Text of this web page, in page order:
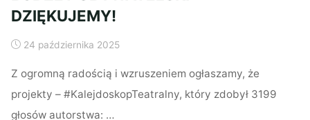
DZIĘKUJEMY!
24 października 2025
Z ogromną radością i wzruszeniem ogłaszamy, że
projekty – #KalejdoskopTeatralny, który zdobył 3199
głosów autorstwa: …